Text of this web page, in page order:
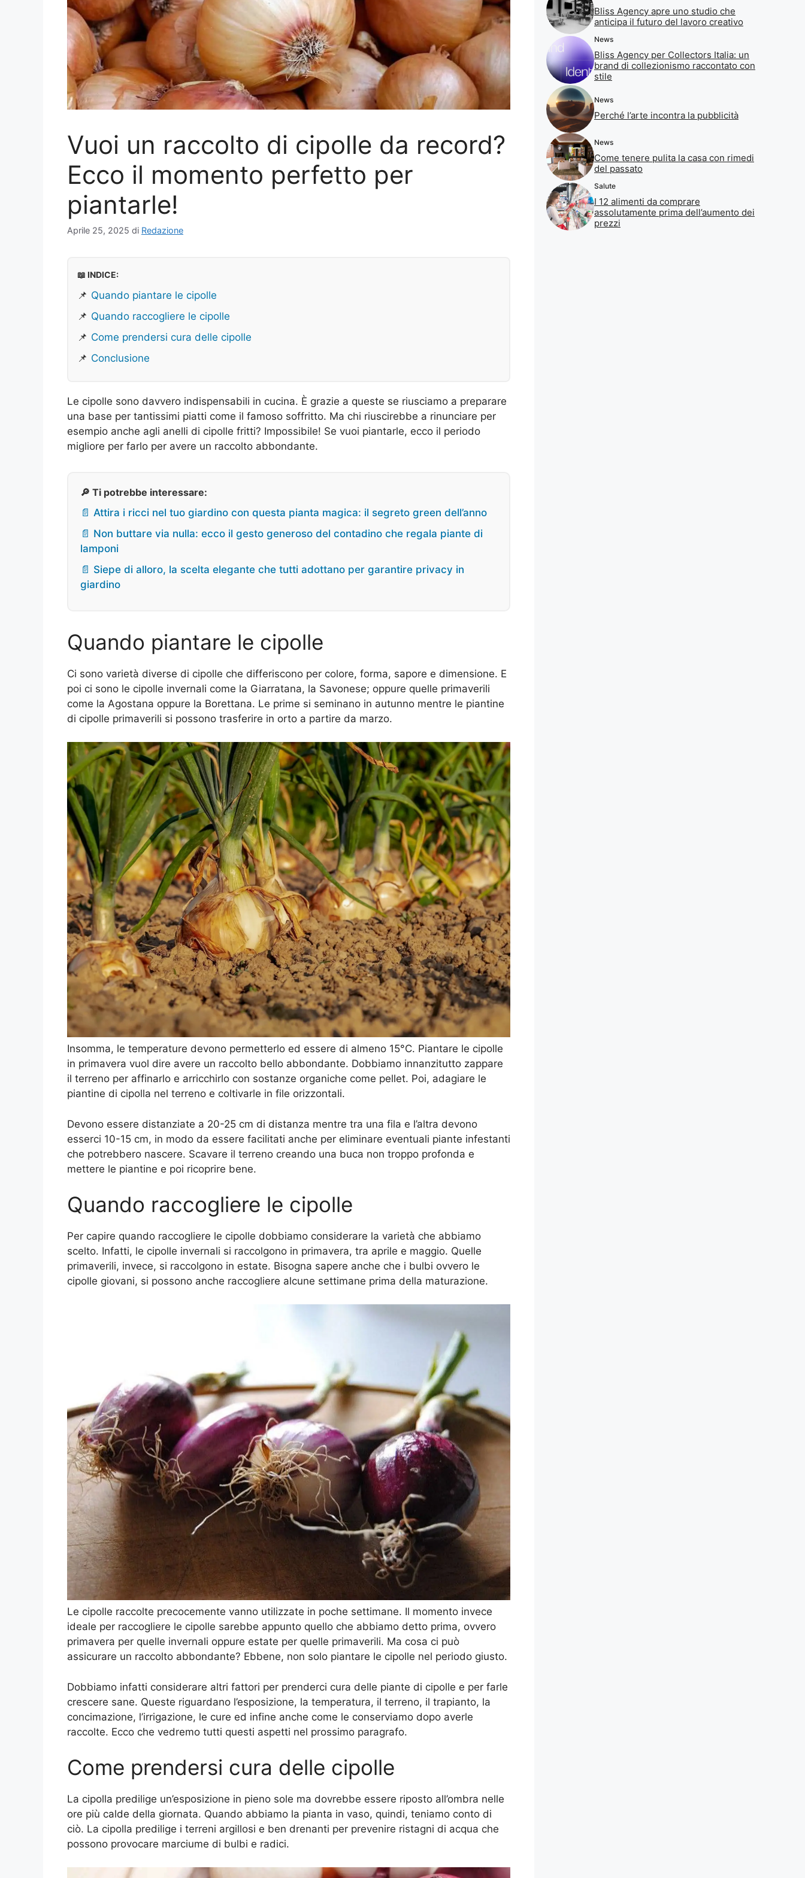
Vuoi un raccolto di cipolle da record?
Ecco il momento perfetto per
piantarle!
Aprile 25, 2025 di Redazione
📖 INDICE:
📌 Quando piantare le cipolle
📌 Quando raccogliere le cipolle
📌 Come prendersi cura delle cipolle
📌 Conclusione
Le cipolle sono davvero indispensabili in cucina. È grazie a queste se riusciamo a preparare
una base per tantissimi piatti come il famoso soffritto. Ma chi riuscirebbe a rinunciare per
esempio anche agli anelli di cipolle fritti? Impossibile! Se vuoi piantarle, ecco il periodo
migliore per farlo per avere un raccolto abbondante.
🔎 Ti potrebbe interessare:
📄 Attira i ricci nel tuo giardino con questa pianta magica: il segreto green dell’anno
📄 Non buttare via nulla: ecco il gesto generoso del contadino che regala piante di
lamponi
📄 Siepe di alloro, la scelta elegante che tutti adottano per garantire privacy in
giardino
Quando piantare le cipolle
Ci sono varietà diverse di cipolle che differiscono per colore, forma, sapore e dimensione. E
poi ci sono le cipolle invernali come la Giarratana, la Savonese; oppure quelle primaverili
come la Agostana oppure la Borettana. Le prime si seminano in autunno mentre le piantine
di cipolle primaverili si possono trasferire in orto a partire da marzo.
Insomma, le temperature devono permetterlo ed essere di almeno 15°C. Piantare le cipolle
in primavera vuol dire avere un raccolto bello abbondante. Dobbiamo innanzitutto zappare
il terreno per affinarlo e arricchirlo con sostanze organiche come pellet. Poi, adagiare le
piantine di cipolla nel terreno e coltivarle in file orizzontali.
Devono essere distanziate a 20-25 cm di distanza mentre tra una fila e l’altra devono
esserci 10-15 cm, in modo da essere facilitati anche per eliminare eventuali piante infestanti
che potrebbero nascere. Scavare il terreno creando una buca non troppo profonda e
mettere le piantine e poi ricoprire bene.
Quando raccogliere le cipolle
Per capire quando raccogliere le cipolle dobbiamo considerare la varietà che abbiamo
scelto. Infatti, le cipolle invernali si raccolgono in primavera, tra aprile e maggio. Quelle
primaverili, invece, si raccolgono in estate. Bisogna sapere anche che i bulbi ovvero le
cipolle giovani, si possono anche raccogliere alcune settimane prima della maturazione.
Le cipolle raccolte precocemente vanno utilizzate in poche settimane. Il momento invece
ideale per raccogliere le cipolle sarebbe appunto quello che abbiamo detto prima, ovvero
primavera per quelle invernali oppure estate per quelle primaverili. Ma cosa ci può
assicurare un raccolto abbondante? Ebbene, non solo piantare le cipolle nel periodo giusto.
Dobbiamo infatti considerare altri fattori per prenderci cura delle piante di cipolle e per farle
crescere sane. Queste riguardano l’esposizione, la temperatura, il terreno, il trapianto, la
concimazione, l’irrigazione, le cure ed infine anche come le conserviamo dopo averle
raccolte. Ecco che vedremo tutti questi aspetti nel prossimo paragrafo.
Come prendersi cura delle cipolle
La cipolla predilige un’esposizione in pieno sole ma dovrebbe essere riposto all’ombra nelle
ore più calde della giornata. Quando abbiamo la pianta in vaso, quindi, teniamo conto di
ciò. La cipolla predilige i terreni argillosi e ben drenanti per prevenire ristagni di acqua che
possono provocare marciume di bulbi e radici.
Bliss Agency apre uno studio che
anticipa il futuro del lavoro creativo
News
Bliss Agency per Collectors Italia: un
brand di collezionismo raccontato con
stile
News
Perché l’arte incontra la pubblicità
News
Come tenere pulita la casa con rimedi
del passato
Salute
I 12 alimenti da comprare
assolutamente prima dell’aumento dei
prezzi